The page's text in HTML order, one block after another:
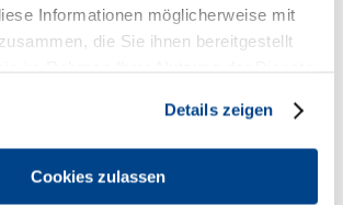
Informationen möglicherweise mit
die Sie ihnen bereitgestellt
Details zeigen
Cookies zulassen
Tourismus Marketing GmbH